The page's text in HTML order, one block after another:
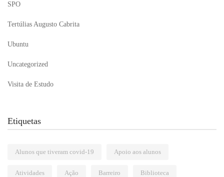
SPO
Tertúlias Augusto Cabrita
Ubuntu
Uncategorized
Visita de Estudo
Etiquetas
Alunos que tiveram covid-19 Apoio aos alunos
Atividades Ação Barreiro Biblioteca